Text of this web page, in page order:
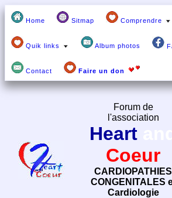
Home Sitmap Comprendre
Quik links Album photos
Contact Faire un don
Forum de
l'association
Heart
Coeur
CARDIOPATHIES
CONGENITALES
Cardiologie